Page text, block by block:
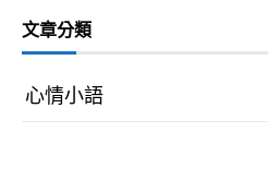
文章分類
心情小語